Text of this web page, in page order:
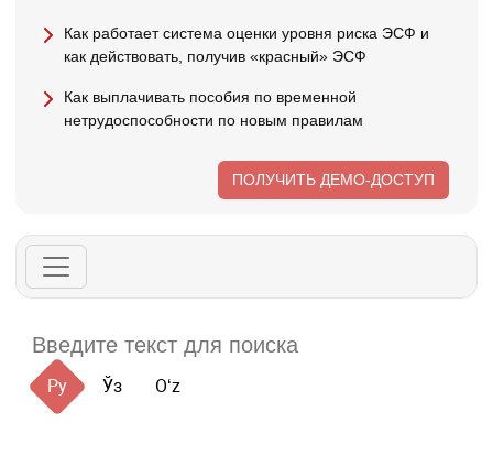
Как работает система оценки уровня риска ЭСФ и
как действовать, получив «красный» ЭСФ
Как выплачивать пособия по временной
нетрудоспособности по новым правилам
ПОЛУЧИТЬ ДЕМО-ДОСТУП
Ру Ўз Oʻz